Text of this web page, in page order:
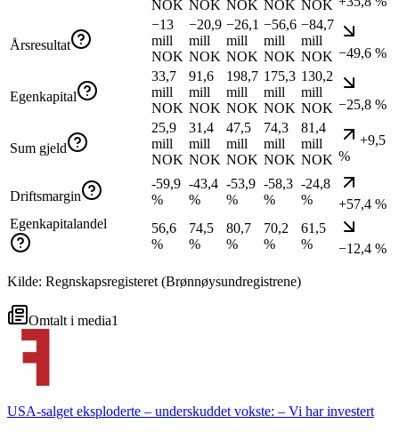
NOK NOK NOK NOK NOK
Årsresultat
−13
mill
NOK
−20,9
mill
NOK
−26,1
mill
NOK
−56,6
mill
NOK
−84,7
mill
NOK −49,6 %
Egenkapital
33,7
mill
NOK
91,6
mill
NOK
198,7
mill
NOK
175,3
mill
NOK
130,2
mill
NOK −25,8 %
Sum gjeld
25,9
mill
NOK
31,4
mill
NOK
47,5
mill
NOK
74,3
mill
NOK
81,4
mill
NOK
+9,5
%
Driftsmargin
-59,9
%
-43,4
%
-53,9
%
-58,3
%
-24,8
%
+57,4 %
Egenkapitalandel
56,6
%
74,5
%
80,7
%
70,2
%
61,5
%
−12,4 %
Kilde: Regnskapsregisteret (Brønnøysundregistrene)
Omtalt i media1
USA-salget eksploderte – underskuddet vokste: – Vi har investert